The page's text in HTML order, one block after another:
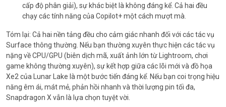
cấp độ phân giải), sự khác biệt là không đáng kể. Cả hai đều
chạy các tính năng của Copilot+ một cách mượt mà.
Tóm lại: Cả hai nền tảng đều cho cảm giác nhanh đối với các tác vụ
Surface thông thường. Nếu bạn thường xuyên thực hiện các tác vụ
nặng về CPU/GPU (biên dịch mã, xuất ảnh lớn từ Lightroom, chơi
game không thường xuyên), sự kết hợp giữa các lõi mới và đồ họa
Xe2 của Lunar Lake là một bước tiến đáng kể. Nếu bạn coi trọng hiệu
năng êm ái, mát mẻ, phản hồi nhanh và thời lượng pin tối đa,
Snapdragon X vẫn là lựa chọn tuyệt vời.